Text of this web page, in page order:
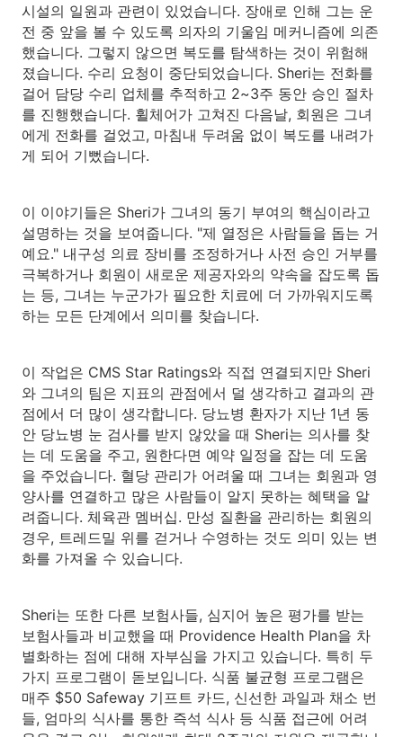
시설의 일원과 관련이 있었습니다. 장애로 인해 그는 운
전 중 앞을 볼 수 있도록 의자의 기울임 메커니즘에 의존
했습니다. 그렇지 않으면 복도를 탐색하는 것이 위험해
졌습니다. 수리 요청이 중단되었습니다. Sheri는 전화를
걸어 담당 수리 업체를 추적하고 2~3주 동안 승인 절차
를 진행했습니다. 휠체어가 고쳐진 다음날, 회원은 그녀
에게 전화를 걸었고, 마침내 두려움 없이 복도를 내려가
게 되어 기뻤습니다.
이 이야기들은 Sheri가 그녀의 동기 부여의 핵심이라고
설명하는 것을 보여줍니다. "제 열정은 사람들을 돕는 거
예요." 내구성 의료 장비를 조정하거나 사전 승인 거부를
극복하거나 회원이 새로운 제공자와의 약속을 잡도록 돕
는 등, 그녀는 누군가가 필요한 치료에 더 가까워지도록
하는 모든 단계에서 의미를 찾습니다.
이 작업은 CMS Star Ratings와 직접 연결되지만 Sheri
와 그녀의 팀은 지표의 관점에서 덜 생각하고 결과의 관
점에서 더 많이 생각합니다. 당뇨병 환자가 지난 1년 동
안 당뇨병 눈 검사를 받지 않았을 때 Sheri는 의사를 찾
는 데 도움을 주고, 원한다면 예약 일정을 잡는 데 도움
을 주었습니다. 혈당 관리가 어려울 때 그녀는 회원과 영
양사를 연결하고 많은 사람들이 알지 못하는 혜택을 알
려줍니다. 체육관 멤버십. 만성 질환을 관리하는 회원의
경우, 트레드밀 위를 걷거나 수영하는 것도 의미 있는 변
화를 가져올 수 있습니다.
Sheri는 또한 다른 보험사들, 심지어 높은 평가를 받는
보험사들과 비교했을 때 Providence Health Plan을 차
별화하는 점에 대해 자부심을 가지고 있습니다. 특히 두
가지 프로그램이 돋보입니다. 식품 불균형 프로그램은
매주 $50 Safeway 기프트 카드, 신선한 과일과 채소 번
들, 엄마의 식사를 통한 즉석 식사 등 식품 접근에 어려